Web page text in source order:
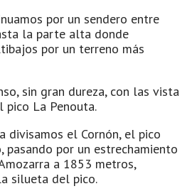
por un sendero entre
la parte alta donde
por un terreno más
sin gran dureza, con las vista
pico La Penouta.
divisamos el Cornón, el pico
pasando por un estrechamiento
a 1853 metros,
silueta del pico.